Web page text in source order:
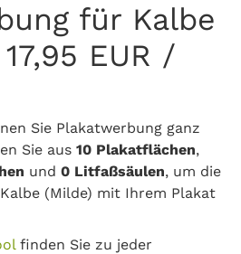
für Kalbe
EUR /
Sie Plakatwerbung ganz
Sie aus 10 Plakatflächen,
und 0 Litfaßsäulen, um die
(Milde) mit Ihrem Plakat
finden Sie zu jeder